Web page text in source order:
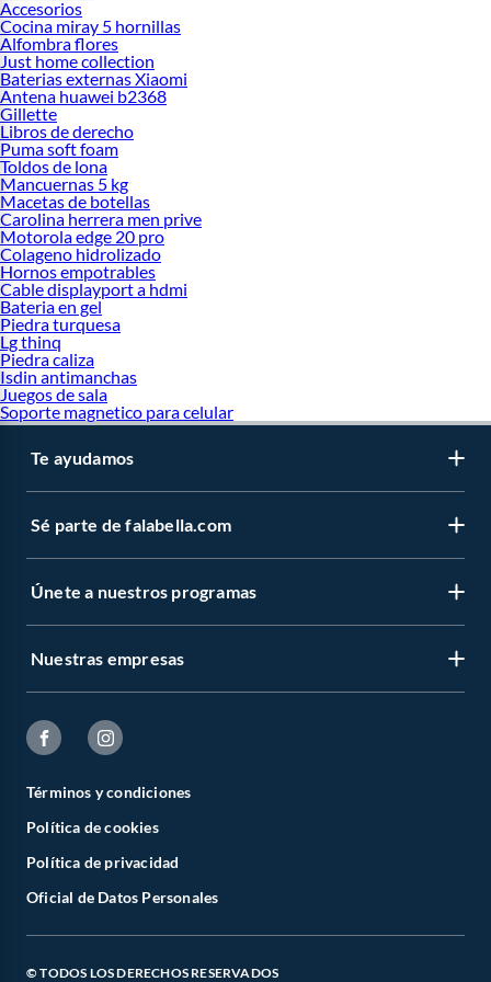
GoPro Hero 8
GoPro Hero 9 black
GoPro Max
GoPro US
Accesorios
Cocina miray 5 hornillas
Alfombra flores
Just home collection
Baterias externas Xiaomi
Antena huawei b2368
Gillette
Libros de derecho
Puma soft foam
Toldos de lona
Mancuernas 5 kg
Macetas de botellas
Carolina herrera men prive
Motorola edge 20 pro
Colageno hidrolizado
Hornos empotrables
Cable displayport a hdmi
Bateria en gel
Piedra turquesa
Lg thinq
Piedra caliza
Isdin antimanchas
Juegos de sala
Soporte magnetico para celular
Te ayudamos
Sé parte de falabella.com
Únete a nuestros programas
Nuestras empresas
Términos y condiciones
Política de cookies
Política de privacidad
Oficial de Datos Personales
© TODOS LOS DERECHOS RESERVADOS